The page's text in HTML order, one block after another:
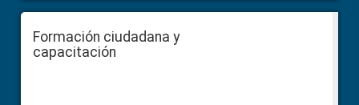
Formación ciudadana y
capacitación